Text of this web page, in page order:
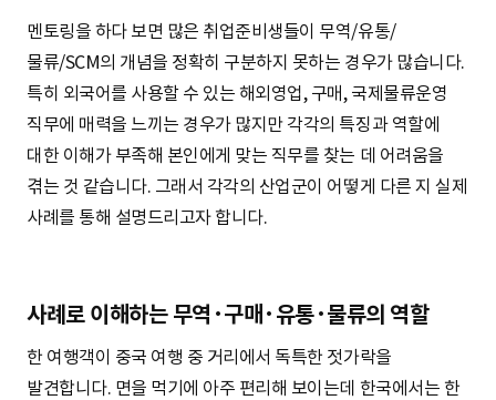
r
e
멘토링을 하다 보면 많은 취업준비생들이 무역/유통/
물류/SCM의 개념을 정확히 구분하지 못하는 경우가 많습니다.
특히 외국어를 사용할 수 있는 해외영업, 구매, 국제물류운영
직무에 매력을 느끼는 경우가 많지만 각각의 특징과 역할에
대한 이해가 부족해 본인에게 맞는 직무를 찾는 데 어려움을
겪는 것 같습니다. 그래서 각각의 산업군이 어떻게 다른 지 실제
사례를 통해 설명드리고자 합니다.
사례로 이해하는 무역·구매·유통·물류의 역할
한 여행객이 중국 여행 중 거리에서 독특한 젓가락을
발견합니다. 면을 먹기에 아주 편리해 보이는데 한국에서는 한